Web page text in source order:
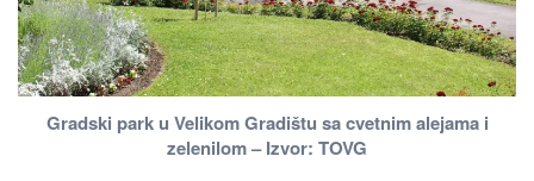
Gradski park u Velikom Gradištu sa cvetnim alejama i
zelenilom – Izvor: TOVG